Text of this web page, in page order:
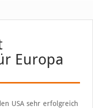
Europa
USA sehr erfolgreich